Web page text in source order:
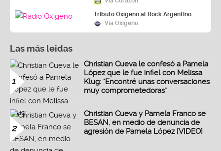
Tributo Oxígeno al Rock Argentino
Vía Oxígeno
Las más leidas
1
Christian Cueva le confesó a Pamela
López que le fue infiel con Melissa
Klug: "Encontré unas conversaciones
muy comprometedoras"
2
Christian Cueva y Pamela Franco se
BESAN, en medio de denuncia de
agresión de Pamela López [VIDEO]